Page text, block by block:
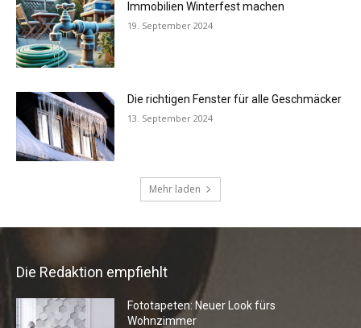
Die Redaktion empfiehlt
Fototapeten: Neuer Look fürs
Wohnzimmer